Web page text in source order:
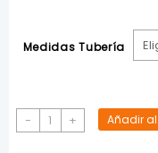
Medidas Tubería
-
Neplo
Corrido
+ Añadir